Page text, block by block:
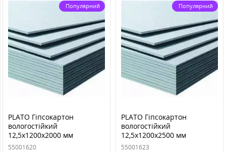
Популярний
PLATO Гіпсокартон
вологостійкий
12,5х1200х2000 мм
55001620
Популярний
PLATO Гіпсокартон
вологостійкий
12,5х1200х2500 мм
55001623